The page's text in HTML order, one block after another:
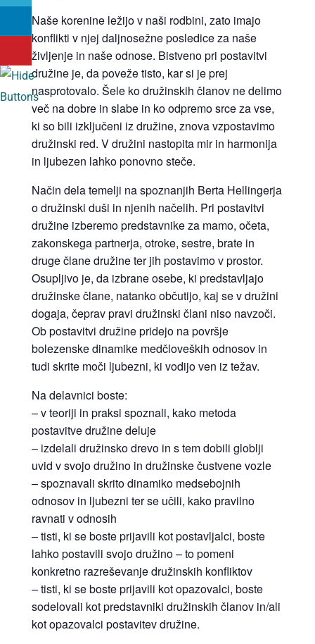
Naše korenine ležijo v naši rodbini, zato imajo
konflikti v njej daljnosežne posledice za naše
življenje in naše odnose. Bistveno pri postavitvi
družine je, da poveže tisto, kar si je prej
nasprotovalo. Šele ko družinskih članov ne delimo
več na dobre in slabe in ko odpremo srce za vse,
ki so bili izključeni iz družine, znova vzpostavimo
družinski red. V družini nastopita mir in harmonija
in ljubezen lahko ponovno steče.
Način dela temelji na spoznanjih Berta Hellingerja
o družinski duši in njenih načelih. Pri postavitvi
družine izberemo predstavnike za mamo, očeta,
zakonskega partnerja, otroke, sestre, brate in
druge člane družine ter jih postavimo v prostor.
Osupljivo je, da izbrane osebe, ki predstavljajo
družinske člane, natanko občutijo, kaj se v družini
dogaja, čeprav pravi družinski člani niso navzoči.
Ob postavitvi družine pridejo na površje
bolezenske dinamike medčloveških odnosov in
tudi skrite moči ljubezni, ki vodijo ven iz težav.
Na delavnici boste:
– v teoriji in praksi spoznali, kako metoda
postavitve družine deluje
– izdelali družinsko drevo in s tem dobili globlji
uvid v svojo družino in družinske čustvene vozle
– spoznavali skrito dinamiko medsebojnih
odnosov in ljubezni ter se učili, kako pravilno
ravnati v odnosih
– tisti, ki se boste prijavili kot postavljalci, boste
lahko postavili svojo družino – to pomeni
konkretno razreševanje družinskih konfliktov
– tisti, ki se boste prijavili kot opazovalci, boste
sodelovali kot predstavniki družinskih članov in/ali
kot opazovalci postavitev družine.